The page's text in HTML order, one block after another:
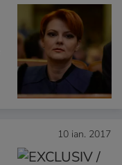
10 ian. 2017